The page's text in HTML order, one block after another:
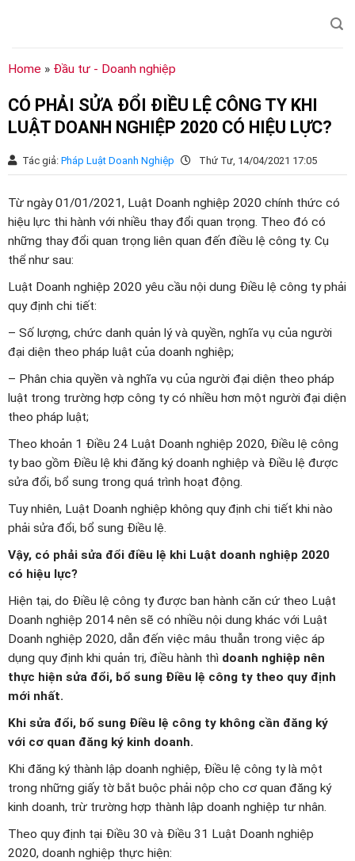
dung
Home » Đầu tư - Doanh nghiệp
CÓ PHẢI SỬA ĐỔI ĐIỀU LỆ CÔNG TY KHI
LUẬT DOANH NGHIỆP 2020 CÓ HIỆU LỰC?
Tác giả: Pháp Luật Doanh Nghiệp Thứ Tư, 14/04/2021 17:05
Từ ngày 01/01/2021, Luật Doanh nghiệp 2020 chính thức có
hiệu lực thi hành với nhiều thay đổi quan trọng. Theo đó có
những thay đổi quan trọng liên quan đến điều lệ công ty. Cụ
thể như sau:
Luật Doanh nghiệp 2020 yêu cầu nội dung Điều lệ công ty phải
quy định chi tiết:
– Số lượng, chức danh quản lý và quyền, nghĩa vụ của người
đại diện theo pháp luật của doanh nghiệp;
– Phân chia quyền và nghĩa vụ của người đại diện theo pháp
luật trong trường hợp công ty có nhiều hơn một người đại diện
theo pháp luật;
Theo khoản 1 Điều 24 Luật Doanh nghiệp 2020, Điều lệ công
ty bao gồm Điều lệ khi đăng ký doanh nghiệp và Điều lệ được
sửa đổi, bổ sung trong quá trình hoạt động.
Tuy nhiên, Luật Doanh nghiệp không quy định chi tiết khi nào
phải sửa đổi, bổ sung Điều lệ.
Vậy, có phải sửa đổi điều lệ khi Luật doanh nghiệp 2020
có hiệu lực?
Hiện tại, do Điều lệ công ty được ban hành căn cứ theo Luật
Doanh nghiệp 2014 nên sẽ có nhiều nội dung khác với Luật
Doanh nghiệp 2020, dẫn đến việc mâu thuẫn trong việc áp
dụng quy định khi quản trị, điều hành thì doanh nghiệp nên
thực hiện sửa đổi, bổ sung Điều lệ công ty theo quy định
mới nhất.
Khi sửa đổi, bổ sung Điều lệ công ty không cần đăng ký
với cơ quan đăng ký kinh doanh.
Khi đăng ký thành lập doanh nghiệp, Điều lệ công ty là một
trong những giấy tờ bắt buộc phải nộp cho cơ quan đăng ký
kinh doanh, trừ trường hợp thành lập doanh nghiệp tư nhân.
Theo quy định tại Điều 30 và Điều 31 Luật Doanh nghiệp
2020, doanh nghiệp thực hiện: